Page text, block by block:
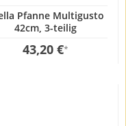
Pfanne Multigusto
42cm, 3-teilig
43,20 €*